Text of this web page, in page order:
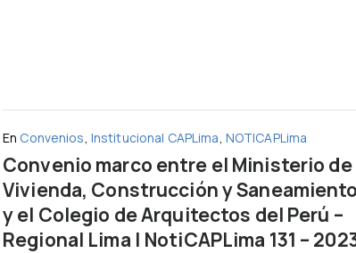
En Convenios, Institucional CAPLima, NOTICAPLima
Convenio marco entre el Ministerio de
Vivienda, Construcción y Saneamiento
y el Colegio de Arquitectos del Perú –
Regional Lima | NotiCAPLima 131 –